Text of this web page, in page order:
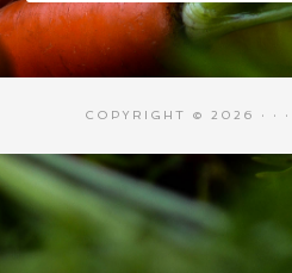
COPYRIGHT © 2026 · · ·